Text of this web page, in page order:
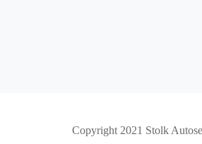
Copyright 2021 Stolk